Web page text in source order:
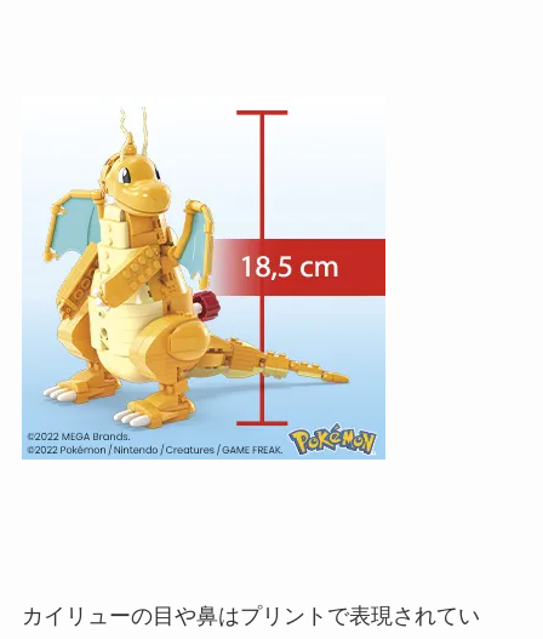
カイリューの目や鼻はプリントで表現されてい